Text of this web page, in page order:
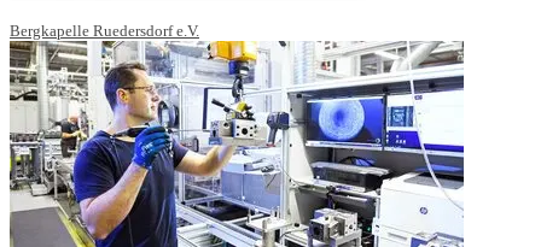
Bergkapelle Ruedersdorf e.V.